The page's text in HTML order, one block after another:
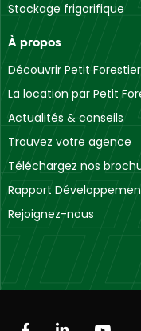
Stockage frigorifique
À propos
Découvrir Petit Forestier
La location par Petit
Actualités & conseils
Trouvez votre agence
Téléchargez nos
Rapport
Rejoignez-nous